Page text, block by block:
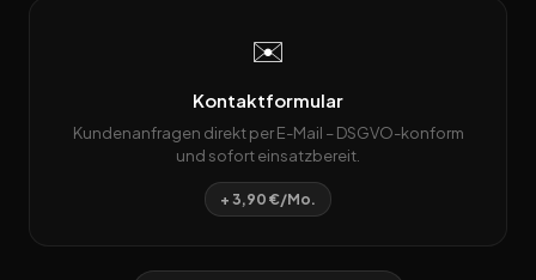
✉️
Kontaktformular
Kundenanfragen direkt per E-Mail – DSGVO-konform
und sofort einsatzbereit.
+ 3,90 €/Mo.